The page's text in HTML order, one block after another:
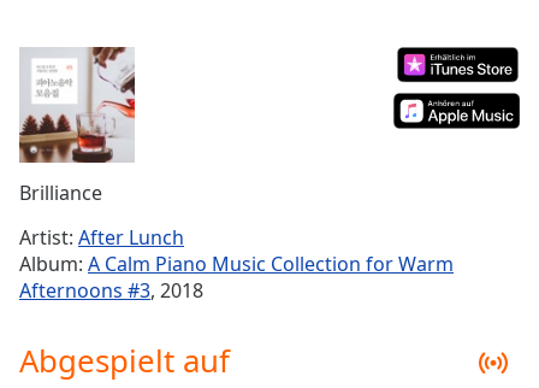
Mute
Current
Time0:00
Duration-:-
Loaded:
Stream
TypeLIVE
Seek to
behind
live LIVE
Brilliance
Artist: After Lunch
Album: A Calm Piano Music Collection for Warm
Afternoons #3, 2018
Abgespielt auf